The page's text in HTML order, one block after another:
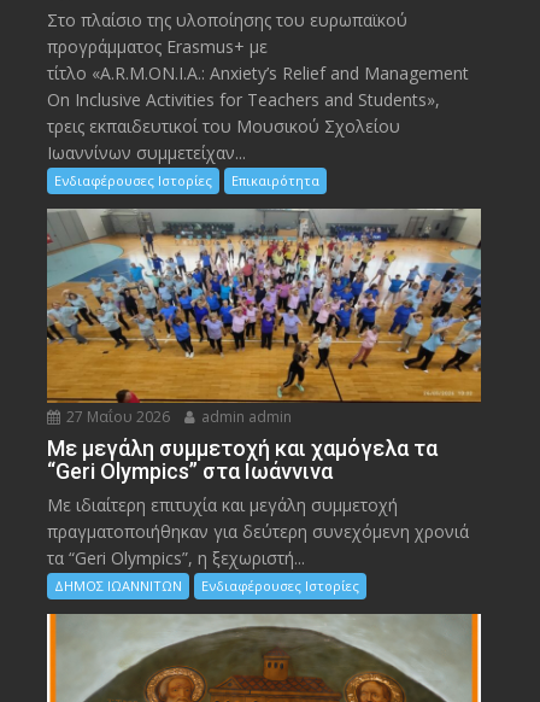
Στο πλαίσιο της υλοποίησης του ευρωπαϊκού
προγράμματος Erasmus+ με
τίτλο «A.R.M.ON.I.A.: Anxiety’s Relief and Management
On Inclusive Activities for Teachers and Students»,
τρεις εκπαιδευτικοί του Μουσικού Σχολείου
Ιωαννίνων συμμετείχαν...
Ενδιαφέρουσες Ιστορίες Επικαιρότητα
27 Μαΐου 2026 admin admin
Με μεγάλη συμμετοχή και χαμόγελα τα
“Geri Olympics” στα Ιωάννινα
Με ιδιαίτερη επιτυχία και μεγάλη συμμετοχή
πραγματοποιήθηκαν για δεύτερη συνεχόμενη χρονιά
τα “Geri Olympics”, η ξεχωριστή...
ΔΗΜΟΣ ΙΩΑΝΝΙΤΩΝ Ενδιαφέρουσες Ιστορίες